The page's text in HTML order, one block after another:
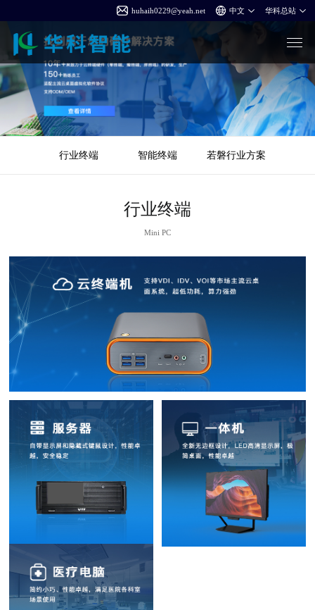
huhaih0229@yeah.net
行业终端 智能终端 若磐行业方案
行业终端
Mini PC